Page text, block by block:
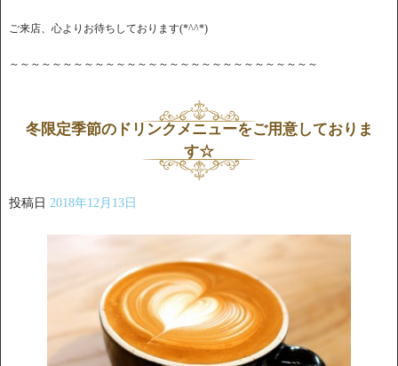
ご来店、心よりお待ちしております(*^^*)
～～～～～～～～～～～～～～～～～～～～～～～～～～～～～
冬限定季節のドリンクメニューをご用意しておりま
す☆
投稿日 2018年12月13日